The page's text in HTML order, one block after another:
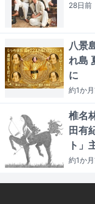
28日前
八景
れ島
に
約1か月
椎名
田有
ト」
約1か月